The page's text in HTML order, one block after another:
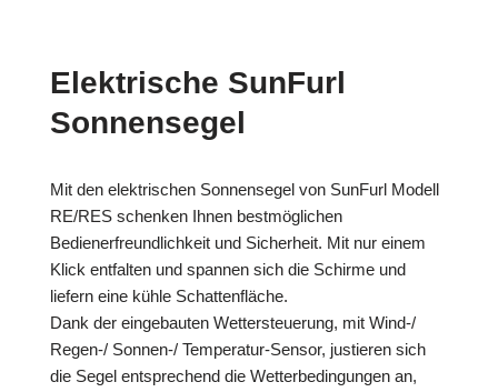
Elektrische SunFurl
Sonnensegel
Mit den elektrischen Sonnensegel von SunFurl Modell
RE/RES schenken Ihnen bestmöglichen
Bedienerfreundlichkeit und Sicherheit. Mit nur einem
Klick entfalten und spannen sich die Schirme und
liefern eine kühle Schattenfläche.
Dank der eingebauten Wettersteuerung, mit Wind-/
Regen-/ Sonnen-/ Temperatur-Sensor, justieren sich
die Segel entsprechend die Wetterbedingungen an,